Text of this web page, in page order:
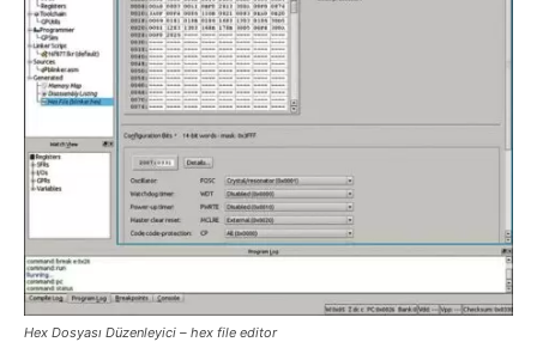
Hex Dosyası Düzenleyici – hex file editor